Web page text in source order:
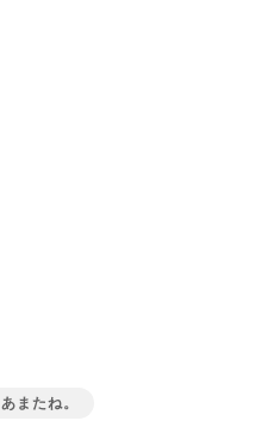
またね。